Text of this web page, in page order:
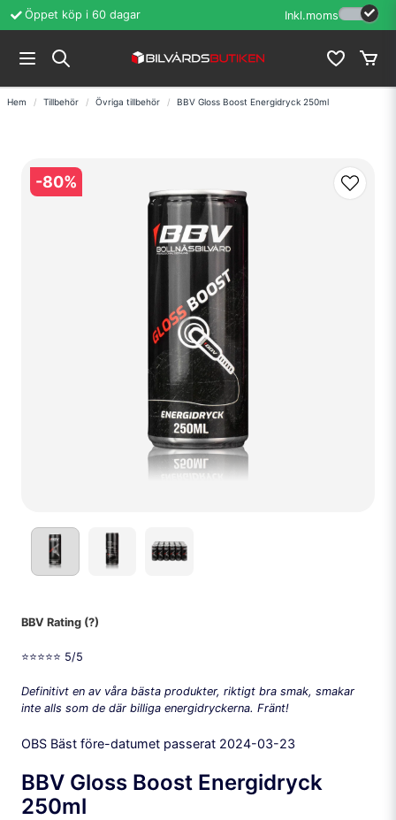
Öppet köp i 60 dagar Erfarenhet sedan
Inkl.moms
Hem Tillbehör Övriga tillbehör BBV Gloss Boost Energidryck 250ml
-80%
BBV Rating (?)
⭐️⭐️⭐️⭐️⭐️ 5/5
Definitivt en av våra bästa produkter, riktigt bra smak, smakar
inte alls som de där billiga energidryckerna. Fränt!
OBS Bäst före-datumet passerat 2024-03-23
BBV Gloss Boost Energidryck
250ml